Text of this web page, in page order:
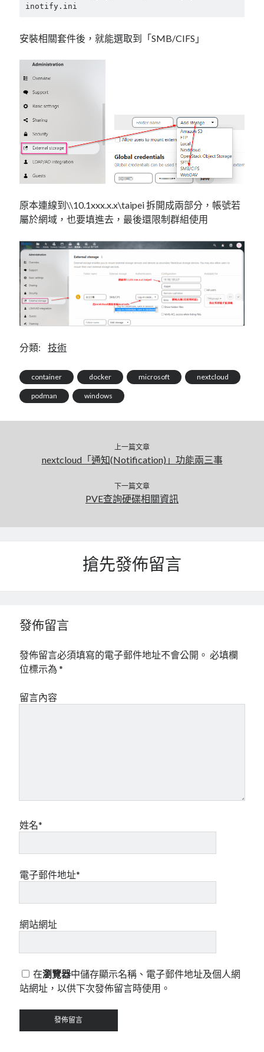
mindmap
區塊鏈
單車
技術
書
未分類
王道
軟體介紹
閑聊
安裝相關套件後，就能選取到「SMB/CIFS」
原本連線到\\10.1xxx.x.x\taipei 拆開成兩部分，帳號若
屬於網域，也要填進去，最後還限制群組使用
分類: 技術
container docker microsoft nextcloud
podman windows
上一篇文章
nextcloud「通知(Notification)」功能兩三事
下一篇文章
PVE查詢硬碟相關資訊
搶先發佈留言
發佈留言
發佈留言必須填寫的電子郵件地址不會公開。 必填欄
位標示為*
留言內容
姓名*
電子郵件地址*
網站網址
在瀏覽器中儲存顯示名稱、電子郵件地址及個人網
站網址，以供下次發佈留言時使用。